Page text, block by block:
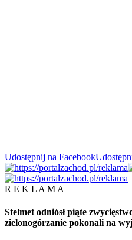
Udostępnij na Facebook
R E K L A M A
Stelmet odniósł piąte
zielonogórzanie pokonali na